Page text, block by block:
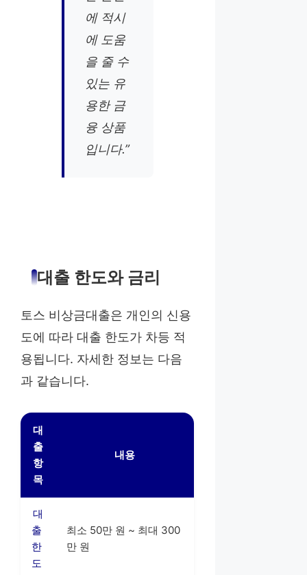
에 적시
에 도움
을 줄 수
있는 유
용한 금
융 상품
입니다.”
대출 한도와 금리
토스 비상금대출은 개인의 신용
도에 따라 대출 한도가 차등 적
용됩니다. 자세한 정보는 다음
과 같습니다.
대
출
항
목
내용
대
출
한
도
최소 50만 원 ~ 최대 300
만 원